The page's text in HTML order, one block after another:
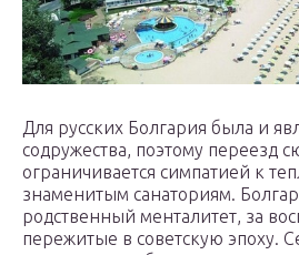
Для русских Болгария была и
содружества, поэтому переезд
ограничивается симпатией к
знаменитым санаториям.
родственный менталитет, за
пережитые в советскую эпоху.